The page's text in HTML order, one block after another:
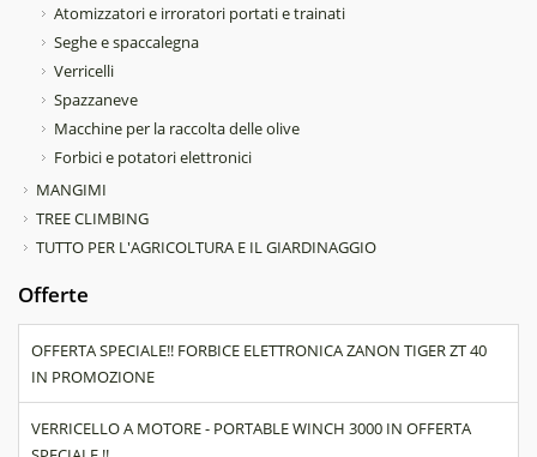
Atomizzatori e irroratori portati e trainati
Seghe e spaccalegna
Verricelli
Spazzaneve
Macchine per la raccolta delle olive
Forbici e potatori elettronici
MANGIMI
TREE CLIMBING
TUTTO PER L'AGRICOLTURA E IL GIARDINAGGIO
Offerte
OFFERTA SPECIALE!! FORBICE ELETTRONICA ZANON TIGER ZT 40
IN PROMOZIONE
VERRICELLO A MOTORE - PORTABLE WINCH 3000 IN OFFERTA